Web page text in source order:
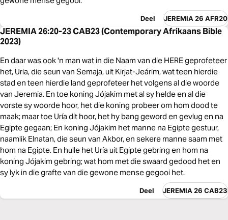
Deel JEREMIA 26 AFR20
JEREMIA 26:20-23 CAB23 (Contemporary Afrikaans Bible
2023)
En daar was ook 'n man wat in die Naam van die HERE geprofeteer
het, Uria, die seun van Semaja, uit Kirjat-Jeárim, wat teen hierdie
stad en teen hierdie land geprofeteer het volgens al die woorde
van Jeremia. En toe koning Jójakim met al sy helde en al die
vorste sy woorde hoor, het die koning probeer om hom dood te
maak; maar toe Uría dit hoor, het hy bang geword en gevlug en na
Egipte gegaan; En koning Jójakim het manne na Egipte gestuur,
naamlik Elnatan, die seun van Akbor, en sekere manne saam met
hom na Egipte. En hulle het Uría uit Egipte gebring en hom na
koning Jójakim gebring; wat hom met die swaard gedood het en
sy lyk in die grafte van die gewone mense gegooi het.
Deel JEREMIA 26 CAB23